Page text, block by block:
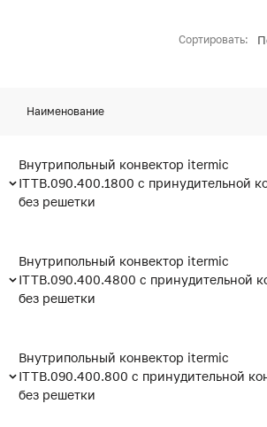
Сортировать:
Наименование
Внутрипольный конвектор itermic
ITTB.090.400.1800 с принудительной
без решетки
Внутрипольный конвектор itermic
ITTB.090.400.4800 с принудительной
без решетки
Внутрипольный конвектор itermic
ITTB.090.400.800 с принудительной
без решетки